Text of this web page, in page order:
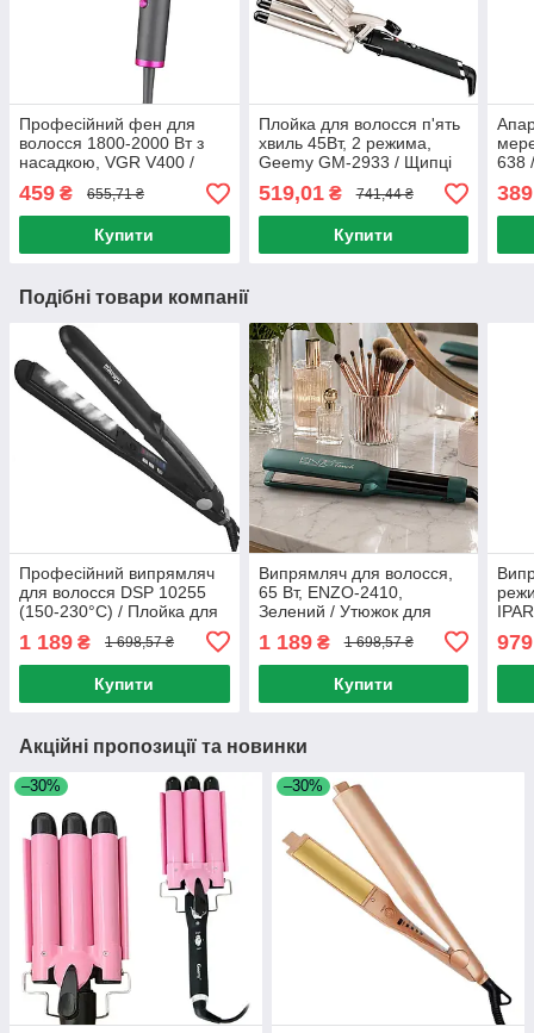
Професійний фен для
волосся 1800-2000 Вт з
насадкою, VGR V400 /
укладання волосся
459 ₴ 655,71 ₴
Купити
Плойка для волосся п'ять
хвиль 45Вт, 2 режима,
Geemy GM-2933 / Щипці
регулюванням
температури
519,01₴ 741,44 ₴
Купити
638
389
Подібні товари компанії
Професійний випрямляч
для волосся DSP 10255
(150-230°C) / Плойка для
покриттям / Щипці для
волосся
1 189 ₴ 1 698,57 ₴
Купити
Випрямляч для волосся,
65 Вт, ENZO-2410,
Зелений / Утюжок для
волосся / Праска для
волосся
1 189₴ 1 698,57 ₴
Купити
979
Акційні пропозиції та новинки
–30% –30%